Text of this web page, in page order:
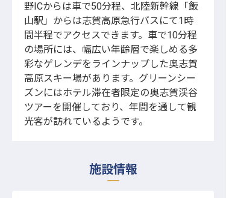
野ICからは車で50分程、北陸新幹線「飯
山駅」からは志賀高原急行バスにて1時
間半程でアクセスできます。車で10分程
の場所には、幅広い年齢層で楽しめる多
彩なゲレンデをラインナップした奥志賀
高原スキー場があります。グリーンシー
ズンにはホテル滞在者限定の奥志賀渓谷
ツアーを開催しており、年間を通して観
光客が訪れているようです。
施設情報